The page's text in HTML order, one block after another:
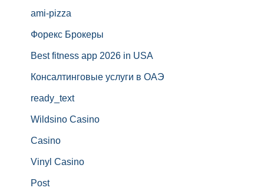
ami-pizza
Форекс Брокеры
Best fitness app 2026 in USA
Консалтинговые услуги в ОАЭ
ready_text
Wildsino Casino
Casino
Vinyl Casino
Post